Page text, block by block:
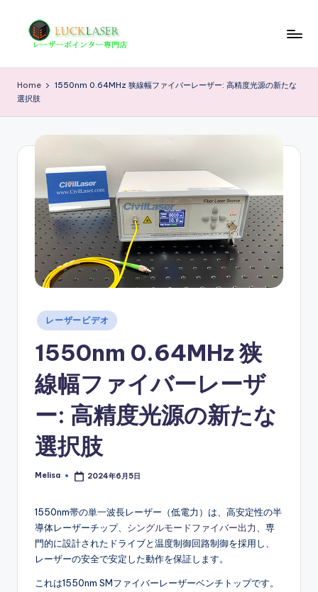
ー
ザ
ー
学
技
術
情
ザ
Home
1550nm 0.64MHz 狭線幅ファイバーレーザー: 高精度光源の新たな
選択肢
Posted
in
レーザービデオ
1550nm 0.64MHz 狭
線幅ファイバーレーザ
ー: 高精度光源の新たな
選択肢
Posted
Melisa 2024年6月5日
1550nm帯の単一波長レーザー（低電力）は、高安定性の半
導体レーザーチップ、 シングルモードファイバー出力
、専
門的に設計されたドライブと温度制御回路制御を採用し、
レーザーの安全で安定した動作を保証します。
これは1550nm SMファイバーレーザーベンチトップです。